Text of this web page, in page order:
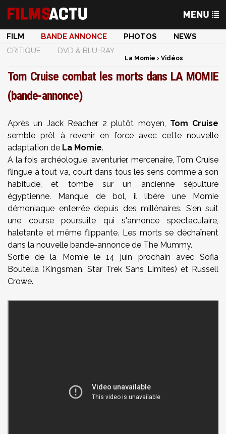
FILM BANDE ANNONCE PHOTOS
NEWS
CRITIQUE
DVD & BLU-RAY
La Momie › Vidéos
Tom Cruise combat les morts dans LA MOMIE
(bande-annonce)
Après un Jack Reacher 2 plutôt moyen, Tom Cruise
semble prêt à revenir en force avec cette nouvelle
adaptation de La Momie.
A la fois archéologue, aventurier, mercenaire, Tom Cruise
flingue à tout va, court dans tous les sens comme à son
habitude, et tombe sur un ancienne sépulture
égyptienne. Manque de bol, il libère une Momie
démoniaque enterrée depuis des millénaires. S'en suit
une course poursuite qui s'annonce spectaculaire,
haletante et même flippante. Les morts se déchaînent
dans la nouvelle bande-annonce de The Mummy.
Sortie de la Momie le 14 juin prochain avec Sofia
Boutella (Kingsman, Star Trek Sans Limites) et Russell
Crowe.